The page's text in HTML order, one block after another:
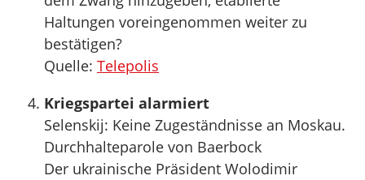
Haltungen voreingenommen weiter zu
bestätigen?
Quelle: Telepolis
Kriegspartei alarmiert
Selenskij: Keine Zugeständnisse an Moskau.
Durchhalteparole von Baerbock
Der ukrainische Präsident Wolodimir